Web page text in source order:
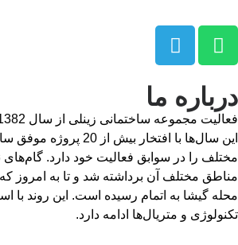
درباره ما
این سال‌ها با افتخار بیش
مختلف را در سوابق فعالیت خود دارد. گام‌های
محله گیشا به اتمام رسیده است. این روند با
تکنولوژی و متریال‌ها ادامه دارد.